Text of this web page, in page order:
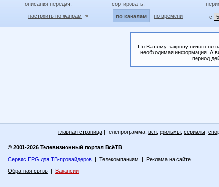
описания передач:
настроить по жанрам
сортировать:
по каналам по времени с
По Вашему запросу ничего не
необходимая информация. А
период
главная страница | телепрограмма: вся фильмы сериалы
© 2001-2026 Телевизионный портал ВсёТВ
Сервис EPG для ТВ-провайдеров | Телекомпаниям | Реклама на сайте
Обратная связь | Вакансии